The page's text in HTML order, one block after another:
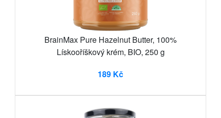
BrainMax Pure Hazelnut Butter, 100%
Lískooříškový krém, BIO, 250 g
189 Kč